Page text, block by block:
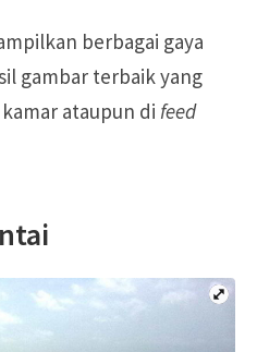
berbagai gaya
gambar terbaik yang
ataupun di feed